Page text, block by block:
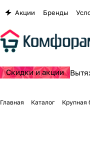
Акции Бренды
Скидки и акции
Главная Каталог Крупная